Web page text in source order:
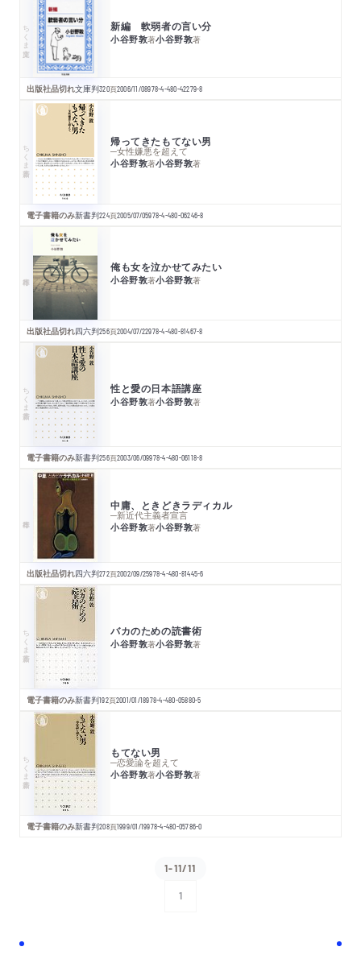
ちくま文庫 新編 軟弱者の言い分
小谷野敦著小谷野敦著
出版社品切れ文庫判320頁2006/11/08978-4-480-42279-8
ちくま新書 帰ってきたもてない男
─女性嫌悪を超えて
小谷野敦著小谷野敦著
電子書籍のみ新書判224頁2005/07/05978-4-480-06246-8
俺も女を泣かせてみたい
小谷野敦著小谷野敦著
出版社品切れ四六判256頁2004/07/22978-4-480-81467-8
ちくま新書 性と愛の日本語講座
小谷野敦著小谷野敦著
電子書籍のみ新書判256頁2003/06/09978-4-480-06118-8
中庸、ときどきラディカル
─新近代主義者宣言
小谷野敦著小谷野敦著
出版社品切れ四六判272頁2002/09/25978-4-480-81445-6
ちくま新書 バカのための読書術
小谷野敦著小谷野敦著
電子書籍のみ新書判192頁2001/01/18978-4-480-05880-5
ちくま新書 もてない男
─恋愛論を超えて
小谷野敦著小谷野敦著
電子書籍のみ新書判208頁1999/01/19978-4-480-05786-0
1-11/11
1